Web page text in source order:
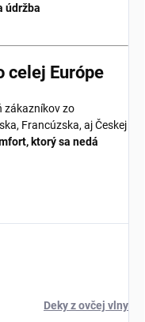
údržba
celej Európe
zákazníkov zo
Francúzska, aj Českej
ktorý sa nedá
Deky z ovčej vlny